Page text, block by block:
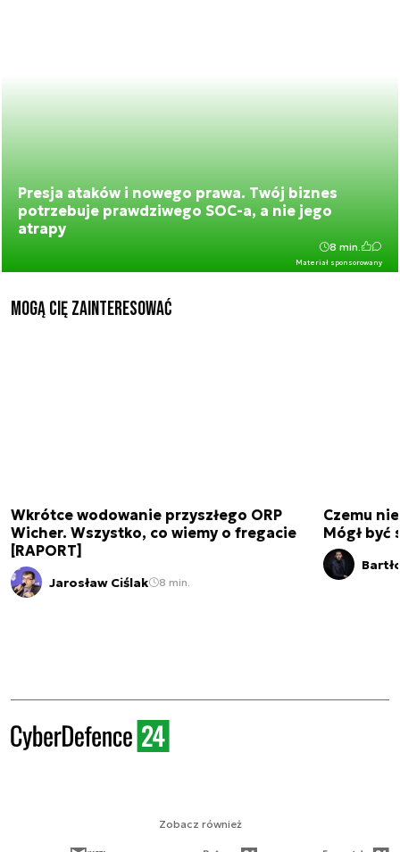
Presja ataków i nowego prawa. Twój biznes
potrzebuje prawdziwego SOC-a, a nie jego
atrapy
Materiał sponsorowany
8 min.
Mogą Cię zainteresować
Wkrótce wodowanie przyszłego ORP
Wicher. Wszystko, co wiemy o fregacie
[RAPORT]
Jarosław Ciślak 8 min.
Czemu
Mógł być
Zobacz również